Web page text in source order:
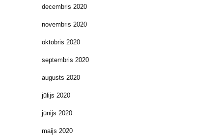
decembris 2020
novembris 2020
oktobris 2020
septembris 2020
augusts 2020
jūlijs 2020
jūnijs 2020
maijs 2020